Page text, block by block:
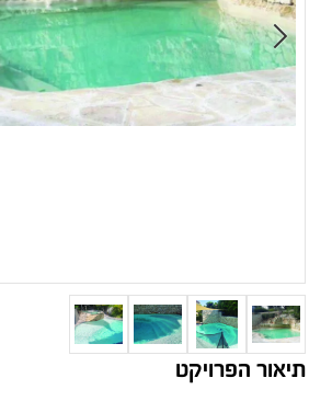
תיאור הפרויקט